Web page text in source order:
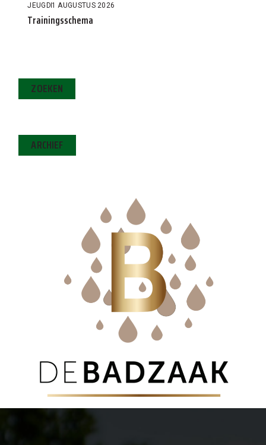
JEUGD1 AUGUSTUS 2026
Trainingsschema
ZOEKEN
ARCHIEF